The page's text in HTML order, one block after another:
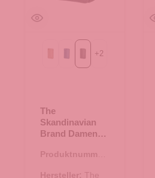
beigeblau schwarz
+2
The
Skandinavian
Brand Damen
Geldbörse -
Produktnummer:
Hersteller: The